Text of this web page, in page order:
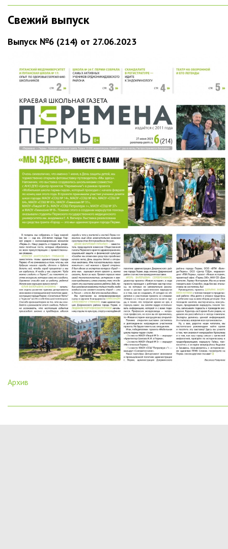
Свежий выпуск
Выпуск №6 (214) от 27.06.2023
Архив